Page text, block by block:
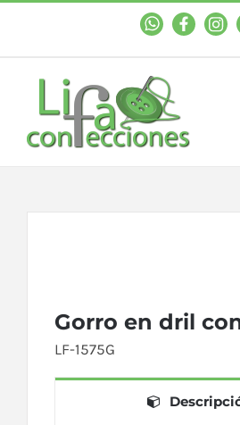
WhastAppFacebook
Gorro en dril
LF-1575G